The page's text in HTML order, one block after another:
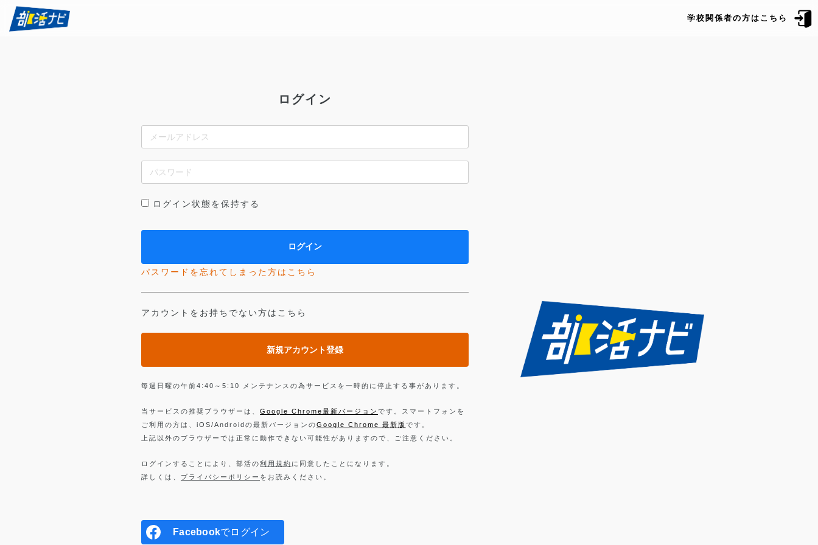
学校関係者の方はこちら
ログイン
ログイン状態を保持する
パスワードを忘れてしまった方はこちら
アカウントをお持ちでない方はこちら
新規アカウント登録
毎週日曜の午前4:40～5:10 メンテナンスの為サービスを一時的に停止する事があります。
当サービスの推奨ブラウザーは、 Google Chrome最新バージョン です。スマートフォンを
ご利用の方は、iOS/Androidの最新バージョンのGoogle Chrome 最新版 です。
上記以外のブラウザーでは正常に動作できない可能性がありますので、ご注意ください。
ログインすることにより、部活の利用規約 に同意したことになります。
詳しくは、 プライバシーポリシー をお読みください。
Facebookでログイン